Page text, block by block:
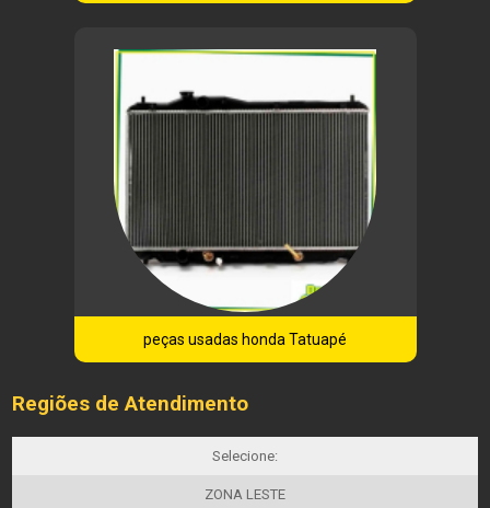
peças usadas honda Tatuapé
Regiões de Atendimento
Selecione:
ZONA LESTE